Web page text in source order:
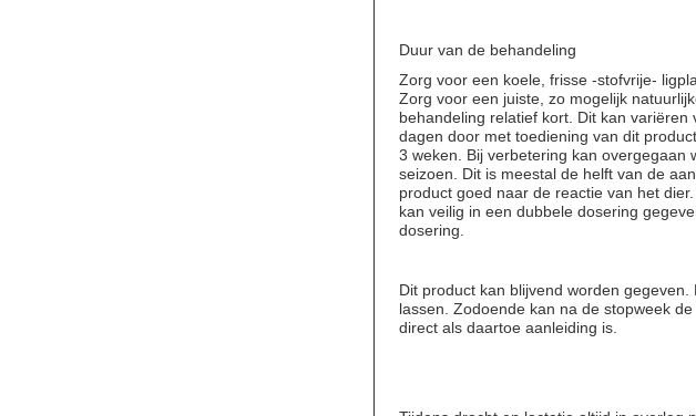
Duur van de behandeling
Zorg voor een koele, frisse -stofvrije-
Zorg voor een juiste, zo mogelijk
behandeling relatief kort. Dit kan
dagen door met toediening van dit
3 weken. Bij verbetering kan
seizoen. Dit is meestal de helft van de
product goed naar de reactie van het
kan veilig in een dubbele dosering
dosering.
Dit product kan blijvend worden
lassen. Zodoende kan na de stopweek
direct als daartoe aanleiding is.